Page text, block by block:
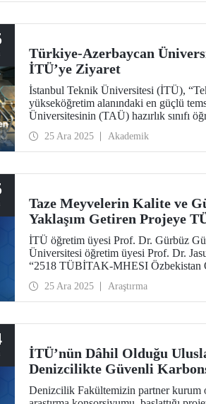
Türkiye-Azerbaycan
İTÜ’ye Ziyaret
İstanbul Teknik Üniversitesi (İTÜ),
yükseköğretim alanındaki en güçlü
Üniversitesinin (TAÜ) hazırlık sınıfı
gerçekleşen buluşmada, kardeşlik
25 Ara 2025 Akademik
Taze Meyvelerin Kalite ve
Yaklaşım Getiren Projeye
Özbekistan Desteği
İTÜ öğretim üyesi Prof. Dr. Gürbüz
Üniversitesi öğretim üyesi Prof. Dr.
“2518 TÜBİTAK-MHESI Özbekistan
25 Ara 2025 Araştırma
İTÜ’nün Dâhil Olduğu
Denizcilikte Güvenli
Proje
Denizcilik Fakültemizin partner kurum